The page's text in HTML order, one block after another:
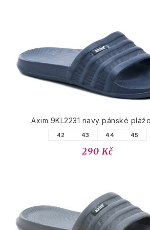
Axim 9KL2231 navy pánské
42 43 44 45
290 Kč